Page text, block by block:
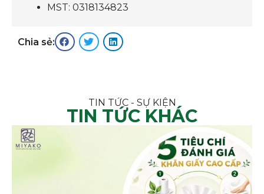
MST: 0318134823
Chia sẻ:
TIN TỨC - SỰ KIỆN
TIN TỨC KHÁC